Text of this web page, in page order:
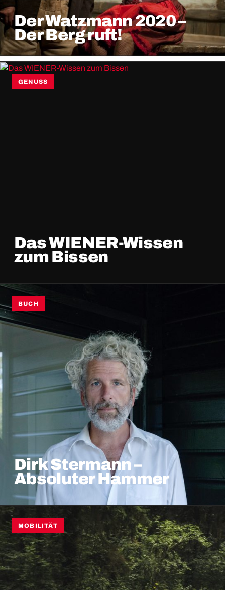
Der Watzmann 2020 –
Der Berg ruft!
GENUSS
Das WIENER-Wissen
zum Bissen
BUCH
Dirk Stermann –
Absoluter Hammer
MOBILITÄT